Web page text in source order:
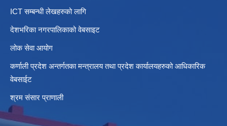
ICT सम्बन्धी लेखहरुको लागि
देशभरिका नगरपालिकाको वेबसाइट
लोक सेवा आयोग
कर्णाली प्रदेश अन्तर्गतका मन्त्रालय तथा प्रदेश कार्यालयहरुको आधिकारिक
वेबसाईट
श्रम संसार प्राणाली